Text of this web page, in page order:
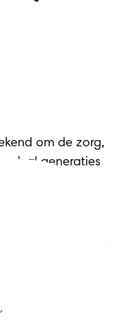
om de zorg,
al generaties
fase.